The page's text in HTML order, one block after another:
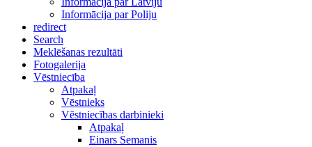
Informācija par Poliju
redirect
Search
Meklēšanas rezultāti
Fotogalerija
Vēstniecība
Atpakaļ
Vēstnieks
Vēstniecības darbinieki
Atpakaļ
Einars Semanis